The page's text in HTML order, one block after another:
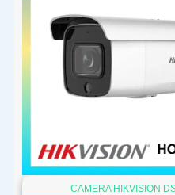
CAMERA HIKVISION